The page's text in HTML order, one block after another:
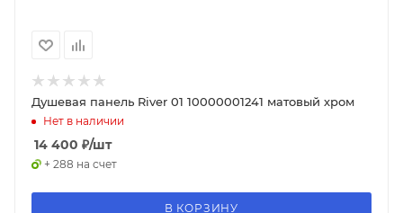
Душевая панель River 01 10000001241 матовый хром
Нет в наличии
14 400 ₽/шт
+ 288 на счет
В КОРЗИНУ